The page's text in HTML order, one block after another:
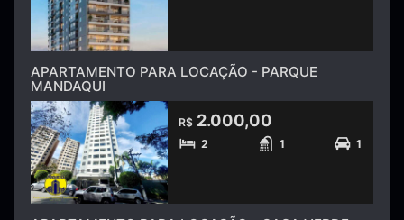
APARTAMENTO PARA LOCAÇÃO - PARQUE
MANDAQUI
R$ 2.000,00
2 1 1